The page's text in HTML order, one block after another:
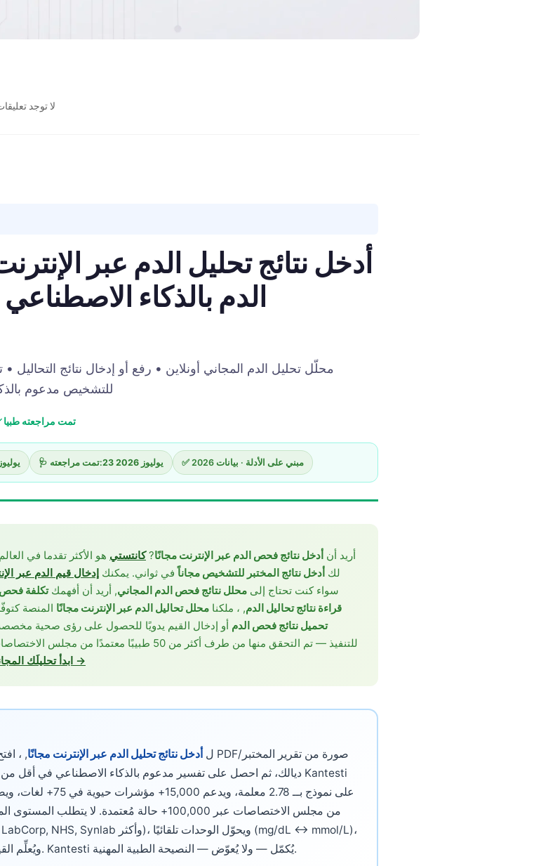
لا توجد
أدخل نتائج تحليل الدم عبر
الدم بالذكاء الاصطناعي
محلّل تحليل الدم المجاني أونلاين • رفع أو إدخال نتائج
للتشخيص مدعوم
تمت مراجعته طبيا
23 يوليوز 2026 🩺 تمت مراجعته: 23 يوليوز 2026 ✅ مبني على الأدلة · بيانات 2026
أريد أن أدخل نتائج فحص الدم عبر الإنترنت مجانًا?كانتستي هو الأكثر تقدما في العالم
لك أدخل نتائج المختبر للتشخيص مجاناًفي ثواني. يمكنك إدخال قيم الدم عبر
سواء كنت تحتاج إلى محلل نتائج فحص الدم المجاني, أريد أن أفهمكتكلفة فحص
قراءة نتائج تحاليل الدم, ، ملكنا محلل تحاليل الدم عبر الإنترنت مجانًا المنصة
تحميل نتائج فحص الدم أو إدخال القيم يدويًا للحصول على رؤى صحية
ابدأ تحليلَك المجاني →
ل أدخل نتائج تحليل الدم عبر الإنترنت مجانًا, ،
من مجلس الاختصاصات عبر 100,000+ حالة مُعتمدة. لا
ويُعلِّم القيم غير الطبيعية مع سياق سريري بلغة بسيطة. Kantesti يُكمّل — ولا يُعوّض — النصيحة الطبية المهنية.